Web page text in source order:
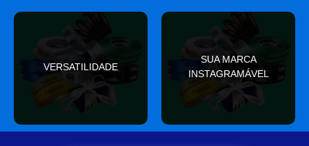
VERSATILIDADE
Se encaixa em qualquer
ocasião e sempre agrega
valor
SUA MARCA
INSTAGRAMÁVEL
Seu cliente ama mostrar
nas redes sociais